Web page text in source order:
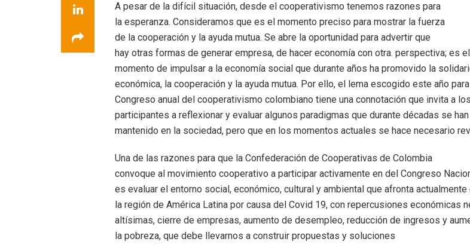
A pesar de la difícil situación, desde el cooperativismo tenemos razones para
la esperanza. Consideramos que es el momento preciso para mostrar la fuerza
de la cooperación y la ayuda mutua. Se abre la oportunidad para advertir que
hay otras formas de generar empresa, de hacer economía con otra. perspectiva; es el
momento de impulsar a la economía social que durante años ha promovido la
económica, la cooperación y la ayuda mutua. Por ello, el lema escogido este año para
Congreso anual del cooperativismo colombiano tiene una connotación que invita a los
participantes a reflexionar y evaluar algunos paradigmas que durante décadas se han
mantenido en la sociedad, pero que en los momentos actuales se hace necesario
Una de las razones para que la Confederación de Cooperativas de Colombia
convoque al movimiento cooperativo a participar activamente en del Congreso
es evaluar el entorno social, económico, cultural y ambiental que afronta
la región de América Latina por causa del Covid 19, con repercusiones económicas
altísimas, cierre de empresas, aumento de desempleo, reducción de ingresos y
la pobreza, que debe llevarnos a construir propuestas y soluciones